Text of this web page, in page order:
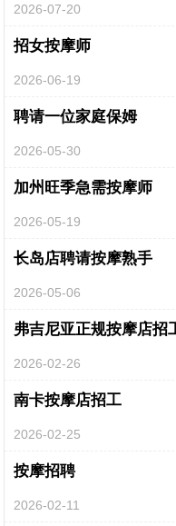
2026-07-20
招女按摩师
2026-06-19
聘请一位家庭保姆
2026-05-30
加州旺季急需按摩师
2026-05-19
长岛店聘请按摩熟手
2026-05-06
弗吉尼亚正规按摩店招
2026-02-26
南卡按摩店招工
2026-02-25
按摩招聘
2026-02-11